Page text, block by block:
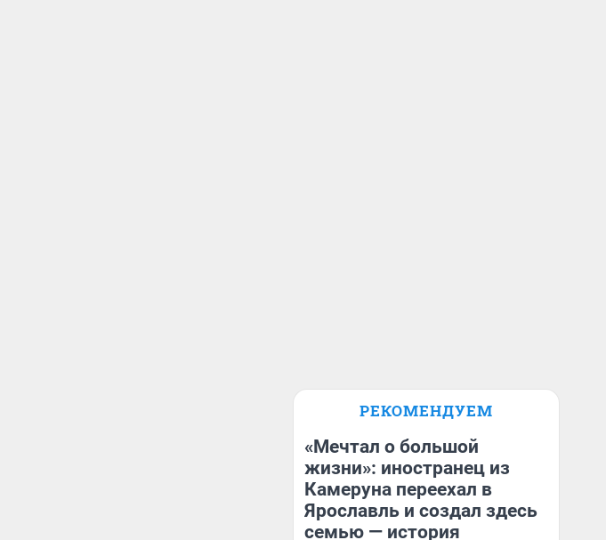
РЕКОМЕНДУЕМ
«Мечтал о большой
жизни»: иностранец из
Камеруна переехал в
Ярославль и создал здесь
семью — история